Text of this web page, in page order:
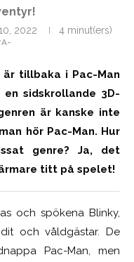
2022
4 minut(ers)
A-
tillbaka i Pac-Man
sidskrollande 3D-
är kanske inte
hör Pac-Man. Hur
genre? Ja, det
titt på spelet!
och spökena Blinky,
och våldgästar. De
Pac-Man, men